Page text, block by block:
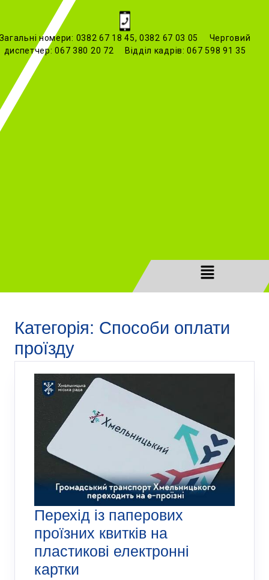
номери: 0382 67 18 45, 0382 67 03 05 Черговий
диспетчер: 067 380 20 72 Відділ кадрів: 067 598 91 35
Категорія: Способи оплати
проїзду
Перехід із паперових
проїзних квитків на
пластикові електронні
картки